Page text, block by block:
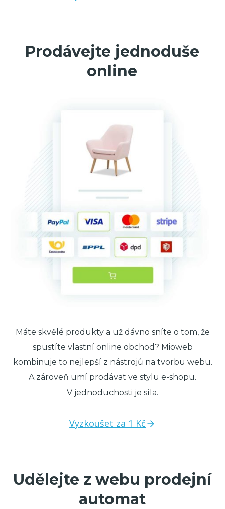
Prodávejte jednoduše
online
Máte skvělé produkty a už dávno sníte o tom, že
spustíte vlastní online obchod? Mioweb
kombinuje to nejlepší z nástrojů na tvorbu webu.
A zároveň umí prodávat ve stylu e-shopu.
V jednoduchosti je síla.
Vyzkoušet za 1 Kč
Udělejte z webu prodejní
automat